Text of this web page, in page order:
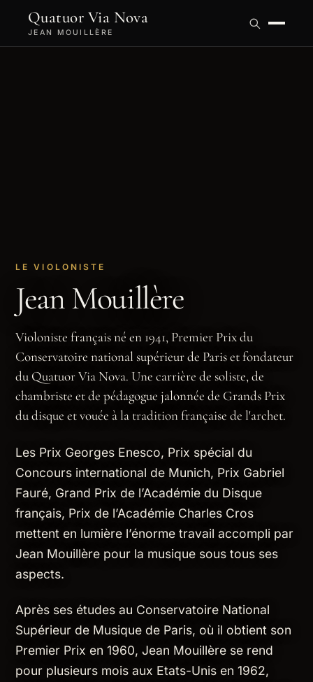
Quatuor Via Nova
JEAN MOUILLÈRE
LE VIOLONISTE
Jean Mouillère
Violoniste français né en 1941, Premier Prix du
Conservatoire national supérieur de Paris et fondateur
du Quatuor Via Nova. Une carrière de soliste, de
chambriste et de pédagogue jalonnée de Grands Prix
du disque et vouée à la tradition française de l'archet.
Les Prix Georges Enesco, Prix spécial du
Concours international de Munich, Prix Gabriel
Fauré, Grand Prix de l’Académie du Disque
français, Prix de l’Académie Charles Cros
mettent en lumière l’énorme travail accompli par
Jean Mouillère pour la musique sous tous ses
aspects.
Après ses études au Conservatoire National
Supérieur de Musique de Paris, où il obtient son
Premier Prix en 1960, Jean Mouillère se rend
pour plusieurs mois aux Etats-Unis en 1962,